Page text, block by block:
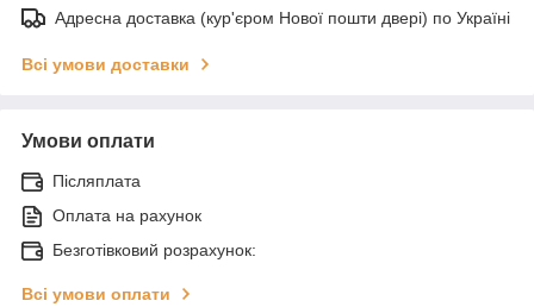
Адресна доставка (кур'єром Нової пошти двері) по Україні
Всі умови доставки
Умови оплати
Післяплата
Оплата на рахунок
Безготівковий розрахунок:
Всі умови оплати